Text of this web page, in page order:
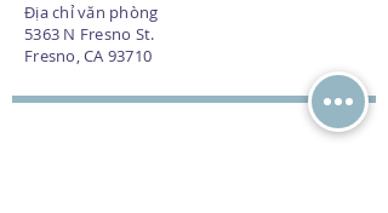
Địa chỉ văn phòng
5363 N Fresno St.
Fresno, CA 93710